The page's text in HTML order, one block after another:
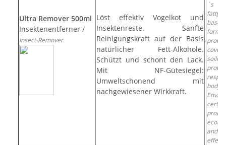
Ultra Remover 500ml
Insektenentferner /
Insect-Remover
Löst effektiv Vogelkot und
Insektenreste. Sanfte
Reinigungskraft auf der Basis
natürlicher Fett-Alkohole.
Schützt und schont den Lack.
Mit NF-Gütesiegel:
Umweltschonend mit
nachgewiesener Wirkkraft.
´s
fatty
and